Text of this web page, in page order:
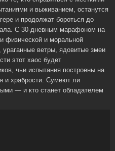
и выживанием, останутся
и продолжат бороться до
С 30-дневным марафоном на
физической и моральной
ураганные ветры, ядовитые змеи
этот хаос будет
чьи испытания построены на
и храбрости. Сумеют ли
— и кто станет обладателем